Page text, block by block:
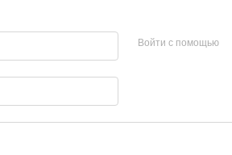
Войти с помощью